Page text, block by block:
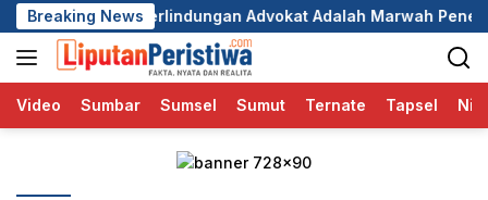
Langsung
ke
konten
Breaking NewsAdvokat Adalah Marwah Penegak Hukum
Video Sumbar Sumsel Sumut Ternate Tapsel